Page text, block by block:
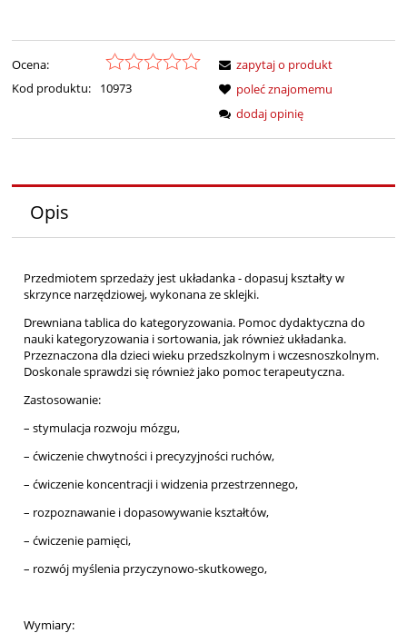
Ocena:
Kod produktu:
10973
zapytaj o produkt
poleć znajomemu
dodaj opinię
Opis
Przedmiotem sprzedaży jest układanka - dopasuj kształty w
skrzynce narzędziowej, wykonana ze sklejki.
Drewniana tablica do kategoryzowania. Pomoc dydaktyczna do
nauki kategoryzowania i sortowania, jak również układanka.
Przeznaczona dla dzieci wieku przedszkolnym i wczesnoszkolnym.
Doskonale sprawdzi się również jako pomoc terapeutyczna.
Zastosowanie:
– stymulacja rozwoju mózgu,
– ćwiczenie chwytności i precyzyjności ruchów,
– ćwiczenie koncentracji i widzenia przestrzennego,
– rozpoznawanie i dopasowywanie kształtów,
– ćwiczenie pamięci,
– rozwój myślenia przyczynowo-skutkowego,
Wymiary: